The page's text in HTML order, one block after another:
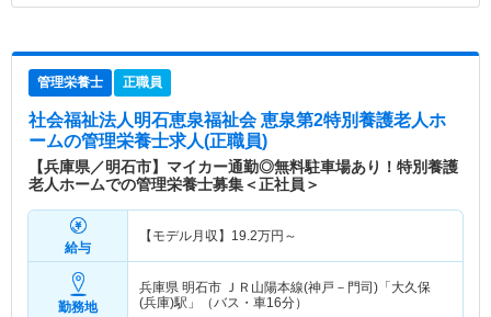
管理栄養士 正職員
社会福祉法人明石恵泉福祉会 恵泉第2特別養護老人ホ
ームの管理栄養士求人(正職員)
【兵庫県／明石市】マイカー通勤◎無料駐車場あり！特別養護
老人ホームでの管理栄養士募集＜正社員＞
給与
【モデル月収】 19.2万円～
勤務地
兵庫県 明石市 ＪＲ山陽本線(神戸－門司)「大久保
(兵庫)駅」（バス・車16分）